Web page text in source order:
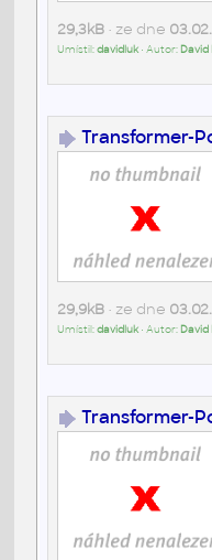
29,3kB• ze dne
Umístil:davidluk• Autor: David
Transformer-
29,9kB• ze dne
Umístil:davidluk• Autor: David
Transformer-